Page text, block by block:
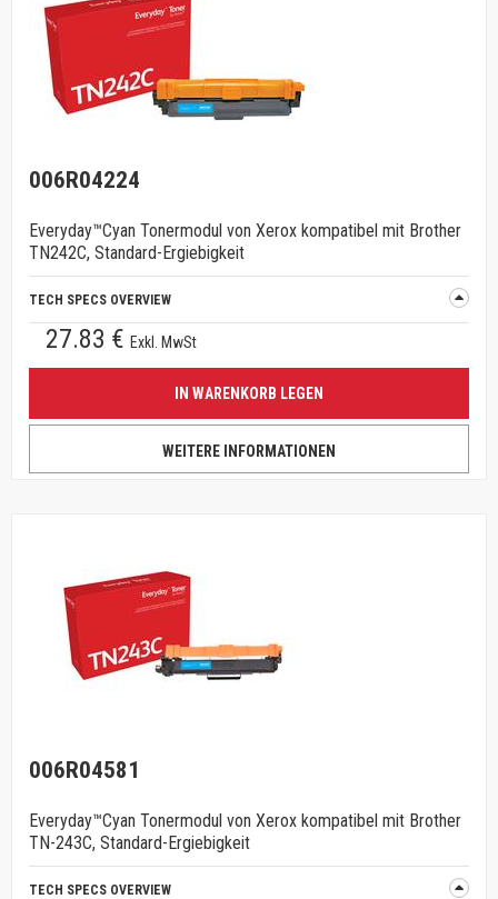
006R04224
Everyday™Cyan Tonermodul von Xerox kompatibel mit Brother
TN242C, Standard-Ergiebigkeit
TECH SPECS OVERVIEW
27.83 € Exkl. MwSt
IN WARENKORB LEGEN
WEITERE INFORMATIONEN
006R04581
Everyday™Cyan Tonermodul von Xerox kompatibel mit Brother
TN-243C, Standard-Ergiebigkeit
TECH SPECS OVERVIEW